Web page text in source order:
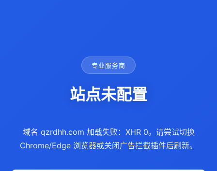
专业服务商
站点未配置
域名 qzrdhh.com 加载失败：XHR 0。请尝试切换
Chrome/Edge 浏览器或关闭广告拦截插件后刷新。